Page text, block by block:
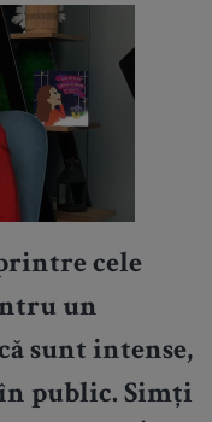
cele
un
sunt intense,
public. Simți